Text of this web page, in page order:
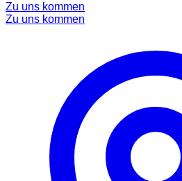
Zu uns kommen
Zu uns kommen